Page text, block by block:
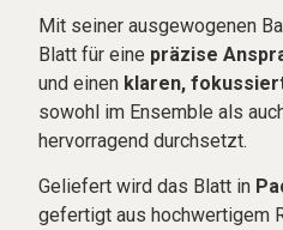
Mit seiner ausgewogenen
Blatt für eine präzise
und einen klaren,
sowohl im Ensemble als
hervorragend durchsetzt.
Geliefert wird das Blatt in
gefertigt aus hochwertigem